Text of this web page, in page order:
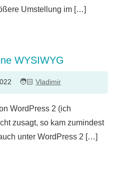
Umstellung im […]
WYSIWYG
Vladimir
WordPress 2 (ich
zusagt, so kam zumindest
unter WordPress 2 […]